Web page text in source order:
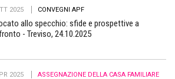
2025 CONVEGNI APF
allo specchio: sfide e prospettive a
- Treviso, 24.10.2025
2025 ASSEGNAZIONE DELLA CASA FAMILIARE